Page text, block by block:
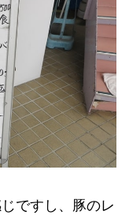
ですし、豚のレ